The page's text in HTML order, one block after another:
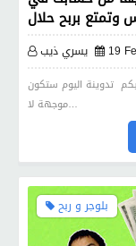
وتمتع بربح حلال
يسري ذيب 19
تدوينة اليوم ستكون
موجهة لا…
بلوجر و ربح